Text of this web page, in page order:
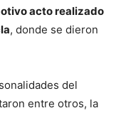
acto realizado
, donde se dieron
del
entre otros, la